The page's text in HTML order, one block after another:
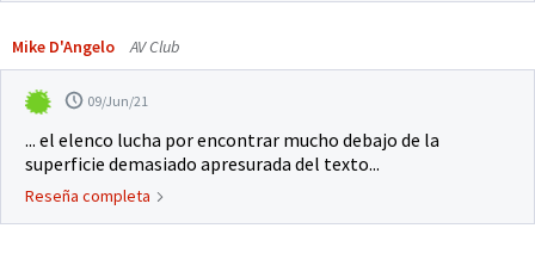
Mike D'Angelo AV Club
09/Jun/21
... el elenco lucha por encontrar mucho debajo de la
superficie demasiado apresurada del texto...
Reseña completa